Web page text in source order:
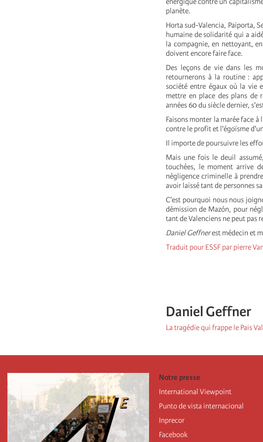
planète.
Horta sud-Valencia, Paiporta,
humaine de solidarité qui a
la compagnie, en nettoyant,
doivent encore faire face.
Des leçons de vie dans les
retournerons à la routine :
société entre égaux où la vie
mettre en place des plans de
années 60 du siècle dernier,
Faisons monter la marée face
contre le profit et l'égoïsme
Il importe de poursuivre les
Mais une fois le deuil
touchées, le moment arrive
négligence criminelle à
avoir laissé tant de personnes
C'est pourquoi nous nous
démission de Mazón, pour
tant de Valenciens ne peut pas
Daniel Geffnerest médecin et
Traduit pour ESSF par pierre
Daniel Geffner
La tragédie qui frappe le Pais
Notre presse
International Viewpoint
Punto de vista internacional
Inprecor
Facebook